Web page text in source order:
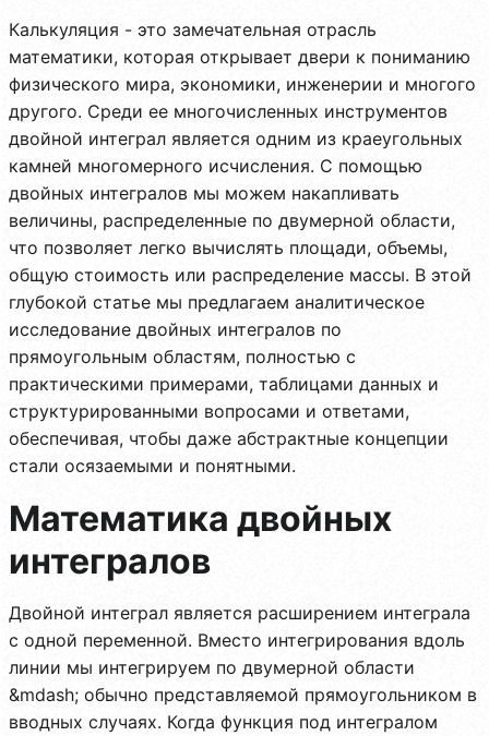
Калькуляция - это замечательная отрасль
математики, которая открывает двери к пониманию
физического мира, экономики, инженерии и многого
другого. Среди ее многочисленных инструментов
двойной интеграл является одним из краеугольных
камней многомерного исчисления. С помощью
двойных интегралов мы можем накапливать
величины, распределенные по двумерной области,
что позволяет легко вычислять площади, объемы,
общую стоимость или распределение массы. В этой
глубокой статье мы предлагаем аналитическое
исследование двойных интегралов по
прямоугольным областям, полностью с
практическими примерами, таблицами данных и
структурированными вопросами и ответами,
обеспечивая, чтобы даже абстрактные концепции
стали осязаемыми и понятными.
Математика двойных
интегралов
Двойной интеграл является расширением интеграла
с одной переменной. Вместо интегрирования вдоль
линии мы интегрируем по двумерной области
&mdash; обычно представляемой прямоугольником в
вводных случаях. Когда функция под интегралом